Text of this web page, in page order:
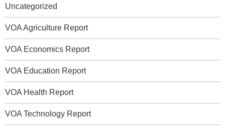
Uncategorized
VOA Agriculture Report
VOA Economics Report
VOA Education Report
VOA Health Report
VOA Technology Report